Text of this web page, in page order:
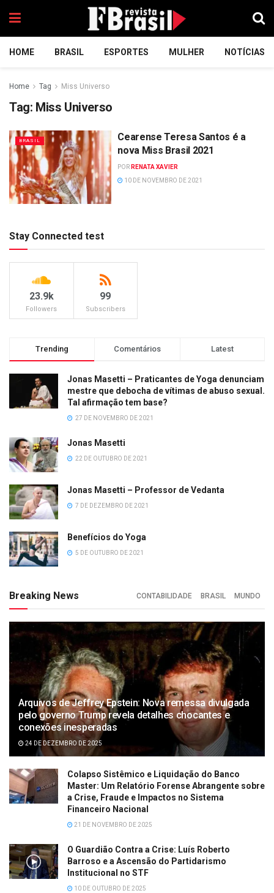
HOME BRASIL ESPORTES MULHER NOTÍCIAS
Home Tag Miss Universo
Tag: Miss Universo
BRASIL
Cearense Teresa Santos é a
nova Miss Brasil 2021
POR RENATA XAVIER
10 DE NOVEMBRO DE 2021
Stay Connected test
23.9k
Followers
99
Subscribers
Trending Comentários Latest
Jonas Masetti – Praticantes de Yoga denunciam
mestre que debocha de vítimas de abuso sexual.
Tal afirmação tem base?
27 DE NOVEMBRO DE 2021
Jonas Masetti
22 DE OUTUBRO DE 2021
Jonas Masetti – Professor de Vedanta
7 DE DEZEMBRO DE 2021
Benefícios do Yoga
5 DE OUTUBRO DE 2021
Breaking News CONTABILIDADE BRASIL MUNDO
Arquivos de Jeffrey Epstein: Nova remessa divulgada
pelo governo Trump revela detalhes chocantes e
conexões inesperadas
24 DE DEZEMBRO DE 2025
Colapso Sistêmico e Liquidação do Banco
Master: Um Relatório Forense Abrangente sobre
a Crise, Fraude e Impactos no Sistema
Financeiro Nacional
21 DE NOVEMBRO DE 2025
O Guardião Contra a Crise: Luís Roberto
Barroso e a Ascensão do Partidarismo
Institucional no STF
10 DE OUTUBRO DE 2025